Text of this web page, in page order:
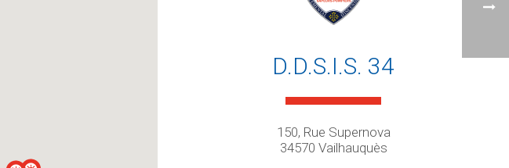
D.D.S.I.S. 34
150, Rue Supernova
34570 Vailhauquès